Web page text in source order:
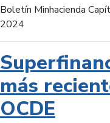
Boletín Minhacienda
2024
más
OCDE